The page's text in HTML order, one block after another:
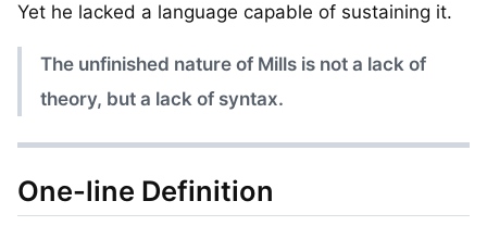
Yet he lacked a language capable of sustaining it.
The unfinished nature of Mills is not a lack of
theory, but a lack of syntax.
One-line Definition